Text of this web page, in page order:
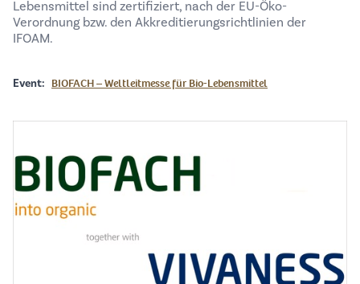
Lebensmittel sind zertifiziert, nach der EU-Öko-
Verordnung bzw. den Akkreditierungsrichtlinien der
IFOAM.
Event: BIOFACH – Weltleitmesse für Bio-Lebensmittel